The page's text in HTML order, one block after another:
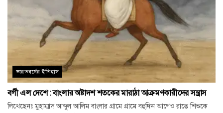
ভারতবর্ষের ইতিহাস
বর্গী এল দেশে : বাংলার অষ্টাদশ শতকের মারাঠা আক্রমণকারীদের সন্ত্রাস
লিখেছেনঃ মুহাম্মাদ আব্দুল আলিম বাংলার গ্রামে গ্রামে বহুদিন আগেও রাতে শিশুকে